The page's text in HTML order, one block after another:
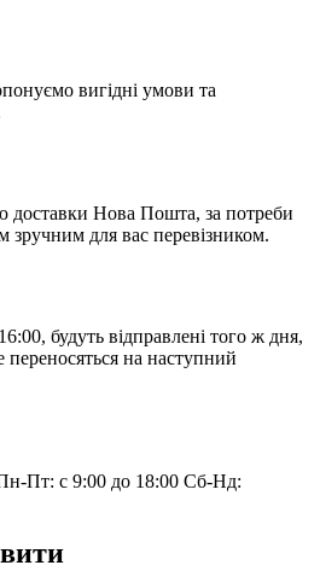
вигідні умови та
доставки Нова Пошта, за потреби
для вас перевізником.
будуть відправлені того ж дня,
переносяться на наступний
Пт: с 9:00 до 18:00 Сб-Нд: